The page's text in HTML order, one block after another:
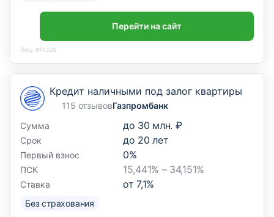
Перейти на сайт
Лиц. №1326
Кредит наличными под залог квартиры
115 отзывовГазпромбанк
Сумма
до 30 млн. ₽
Срок до 20 лет
Первый взнос 0%
ПСК 15,441% – 34,151%
Ставка от7,1%
Без страхования